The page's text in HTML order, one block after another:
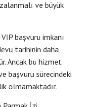
ve büyük
başvuru imkanı
tarihinin daha
Ancak bu hizmet
başvuru sürecindeki
olmamaktadır.